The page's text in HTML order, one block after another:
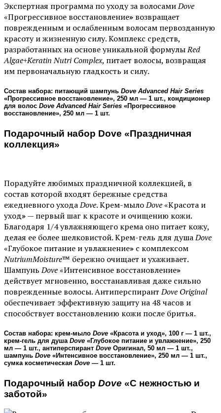
Экспертная программа по уходу за волосамиDove
«Прогрессивное восстановление» возвращает
поврежденным и ослабленным волосам первозданную
красоту и жизненную силу. Комплекс средств,
разработанных на основе уникальной формулыRed
Algae+Keratin Nutri Complex, питает волосы, возвращая
им первоначальную гладкость и силу.
Состав набора: питающий шампунь Dove Advanced Hair Series
«Прогрессивное восстановление», 250 мл — 1 шт., кондиционер
для волос Dove Advanced Hair Series «Прогрессивное
восстановление», 250 мл — 1 шт.
Подарочный набор Dove «Праздничная
коллекция»
Порадуйте любимых праздничной коллекцией, в
состав которой входят бережные средства
ежедневного уходаDove. Крем-мылоDove«Красота и
уход»— первый шаг к красоте и очищению кожи.
Благодаря 1/4 увлажняющего крема оно питает кожу,
делая ее более шелковистой. Крем-гель для душаDove
«Глубокое питание и увлажнение» с комплексом
NutriumMoisture™ бережно очищает и ухаживает.
ШампуньDove«Интенсивное восстановление»
действует мгновенно, восстанавливая даже сильно
поврежденные волосы. АнтиперспирантDove Original
обеспечивает эффективную защиту на 48 часов и
способствует восстановлению кожи после бритья.
Состав набора: крем-мыло Dove «Красота и уход», 100 г — 1 шт.,
крем-гель для душа Dove «Глубокое питание и увлажнение», 250
мл — 1 шт., антиперспирант Dove Оригинал, 50 мл — 1 шт.,
шампунь Dove «Интенсивное восстановление», 250 мл — 1 шт.,
сумка косметическая Dove — 1 шт.
Подарочный набор Dove «С нежностью и
заботой»